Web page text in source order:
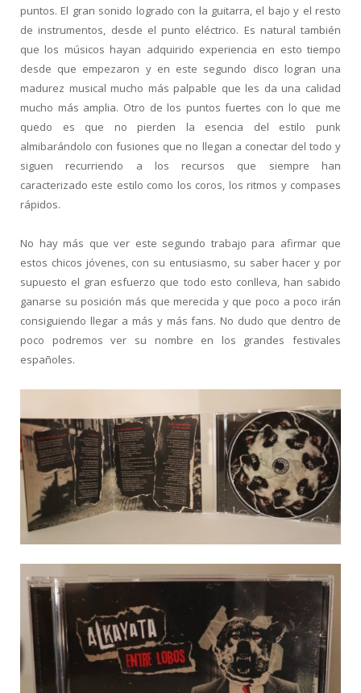
puntos. El gran sonido logrado con la guitarra, el bajo y el resto
de instrumentos, desde el punto eléctrico. Es natural también
que los músicos hayan adquirido experiencia en esto tiempo
desde que empezaron y en este segundo disco logran una
madurez musical mucho más palpable que les da una calidad
mucho más amplia. Otro de los puntos fuertes con lo que me
quedo es que no pierden la esencia del estilo punk
almibarándolo con fusiones que no llegan a conectar del todo y
siguen recurriendo a los recursos que siempre han
caracterizado este estilo como los coros, los ritmos y compases
rápidos.
No hay más que ver este segundo trabajo para afirmar que
estos chicos jóvenes, con su entusiasmo, su saber hacer y por
supuesto el gran esfuerzo que todo esto conlleva, han sabido
ganarse su posición más que merecida y que poco a poco irán
consiguiendo llegar a más y más fans. No dudo que dentro de
poco podremos ver su nombre en los grandes festivales
españoles.